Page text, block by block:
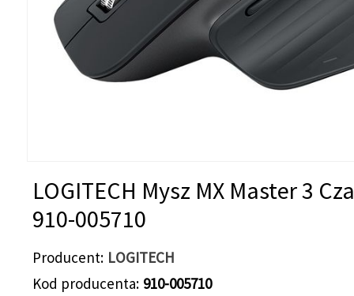
LOGITECH Mysz MX Master 3
910-005710
Producent LOGITECH
Kod producenta 910-005710